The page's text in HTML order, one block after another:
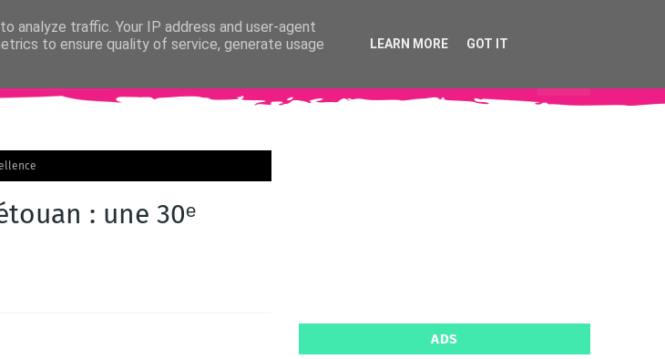
: une 30ᵉ
ADS
analyze traffic. Your IP address and user-agent
to ensure quality of service, generate usage
LEARN MORE GOT IT